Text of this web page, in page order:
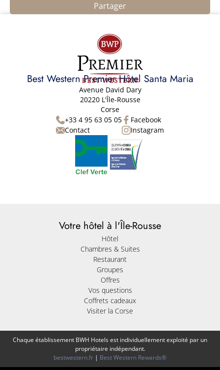
Partager
Best Western Premier Hôtel Santa Maria
Avenue David Dary
20220 L'Île-Rousse
Corse
+33 4 95 63 05 05
Contact
Facebook
Instagram
Votre hôtel à l'Île-Rousse
Hôtel
Chambres & Suites
Restaurant
Groupes
Offres
Vos questions
Coffrets cadeaux
Visiter la Corse
Chaque établissement BWH Hotels est individuellement exploité par un
propriétaire indépendant.
bestwestern.fr | Best Western Rewards®